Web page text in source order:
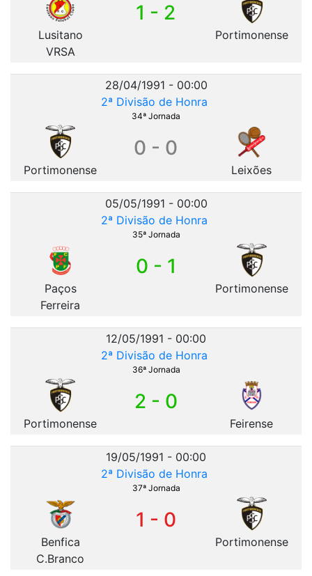
Lusitano
VRSA
1 - 2
Portimonense
28/04/1991 - 00:00
2ª Divisão de Honra
34ª Jornada
Portimonense
0 - 0
Leixões
05/05/1991 - 00:00
2ª Divisão de Honra
35ª Jornada
Paços
Ferreira
0 - 1
Portimonense
12/05/1991 - 00:00
2ª Divisão de Honra
36ª Jornada
Portimonense
2 - 0
Feirense
19/05/1991 - 00:00
2ª Divisão de Honra
37ª Jornada
Benfica
C.Branco
1 - 0
Portimonense